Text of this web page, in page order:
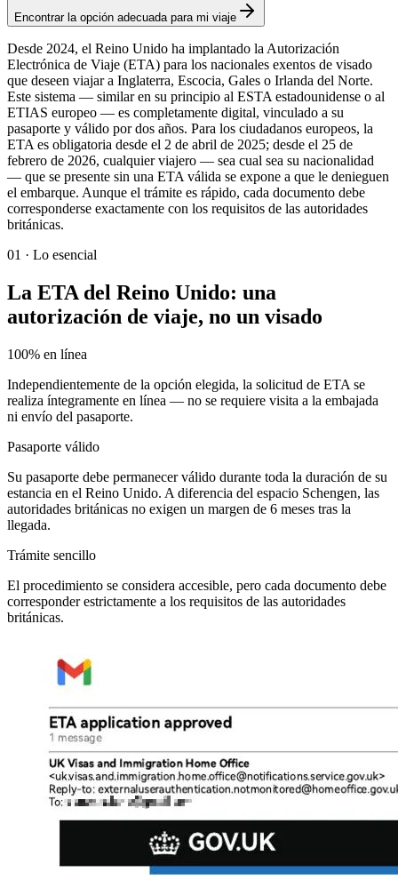
Encontrar la opción adecuada para mi viaje
Desde 2024, el Reino Unido ha implantado la Autorización
Electrónica de Viaje (ETA) para los nacionales exentos de visado
que deseen viajar a Inglaterra, Escocia, Gales o Irlanda del Norte.
Este sistema — similar en su principio al ESTA estadounidense o al
ETIAS europeo — es completamente digital, vinculado a su
pasaporte y válido por dos años. Para los ciudadanos europeos, la
ETA es obligatoria desde el 2 de abril de 2025; desde el 25 de
febrero de 2026, cualquier viajero — sea cual sea su nacionalidad
— que se presente sin una ETA válida se expone a que le denieguen
el embarque. Aunque el trámite es rápido, cada documento debe
corresponderse exactamente con los requisitos de las autoridades
británicas.
01 · Lo esencial
La ETA del Reino Unido: una
autorización de viaje, no un visado
100% en línea
Independientemente de la opción elegida, la solicitud de ETA se
realiza íntegramente en línea — no se requiere visita a la embajada
ni envío del pasaporte.
Pasaporte válido
Su pasaporte debe permanecer válido durante toda la duración de su
estancia en el Reino Unido. A diferencia del espacio Schengen, las
autoridades británicas no exigen un margen de 6 meses tras la
llegada.
Trámite sencillo
El procedimiento se considera accesible, pero cada documento debe
corresponder estrictamente a los requisitos de las autoridades
británicas.